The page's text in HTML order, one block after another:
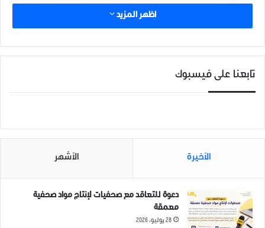
شارك هذا الموضوع:
قوات قسد تقصف الأحياء
السكنية في مدينة عفرين
بالصواريخ
شهداء وجرحى نتيجة قصف
حلب الشمالي
اظهر المزيد
تابعنا على فيسبوك
الأخيرة الأشهر
دعوة للتعاقد مع صحفيات لإنتاج مواد صحفية
معمقة
28 يوليو، 2026